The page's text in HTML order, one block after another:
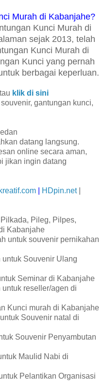
Murah di Kabanjahe?
Kunci Murah di
sejak 2013, telah
Kunci Murah di
Kunci yang pernah
berbagai keperluan.
klik di sini
gantungan kunci,
datang langsung.
online secara aman,
jikan ingin datang
HDpin.net|
Pileg, Pilpes,
Kabanjahe
untuk souvenir pernikahan
Souvenir Ulang
Seminar di Kabanjahe
reseller/agen di
Kunci murah di Kabanjahe
Souvenir natal di
Souvenir Penyambutan
Maulid Nabi di
Pelantikan Organisasi